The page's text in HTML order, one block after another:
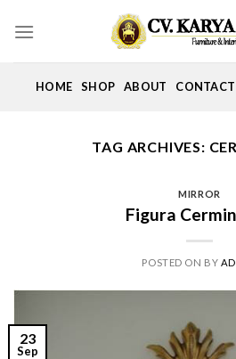
HOME SHOP ABOUT CONTACT
TAG ARCHIVES:
MIRROR
Figura
POSTED ON BY
23
Sep